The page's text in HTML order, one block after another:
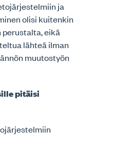
ja
olisi kuitenkin
eikä
lähteä ilman
muutostyön
pitäisi